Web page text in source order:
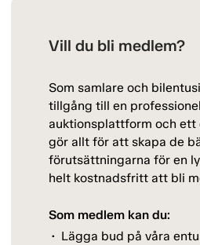
Vill du bli medlem?
Som samlare och
tillgång till en
auktionsplattform och ett
gör allt för att skapa de
förutsättningarna för en
helt kostnadsfritt att bli
Som medlem kan du:
Lägga bud på våra